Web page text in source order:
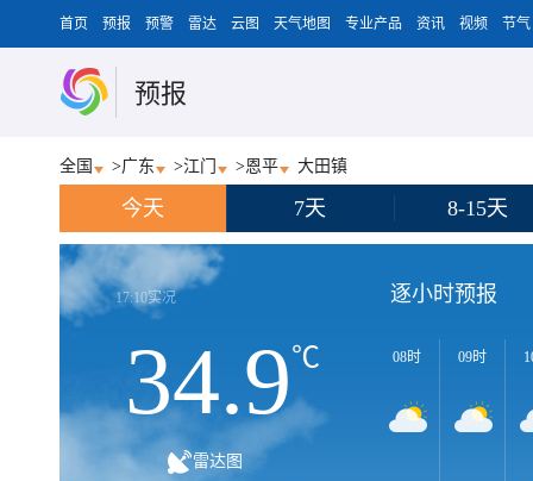
首页 预报 预警 雷达 云图 天气地图 专业产品 资讯 视频 节气
预报
全国 >广东 >江门 >恩平 大田镇
今天 7天 8-15天
17:10实况
34.9℃
雷达图
逐小时预报
08时 09时